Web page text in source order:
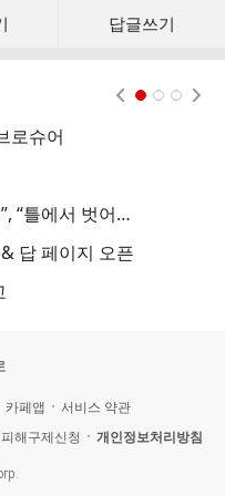
답글쓰기
로슈어
두 전문가의 조언: “VERICUT으로”, “틀에서 벗어나기”
답 페이지 오픈
카페앱
서비스 약관
해구제신청 개인정보처리방침